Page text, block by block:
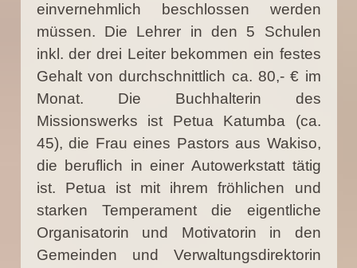
einvernehmlich beschlossen werden
müssen. Die Lehrer in den 5 Schulen
inkl. der drei Leiter bekommen ein festes
Gehalt von durchschnittlich ca. 80,- € im
Monat. Die Buchhalterin des
Missionswerks ist Petua Katumba (ca.
45), die Frau eines Pastors aus Wakiso,
die beruflich in einer Autowerkstatt tätig
ist. Petua ist mit ihrem fröhlichen und
starken Temperament die eigentliche
Organisatorin und Motivatorin in den
Gemeinden und Verwaltungsdirektorin